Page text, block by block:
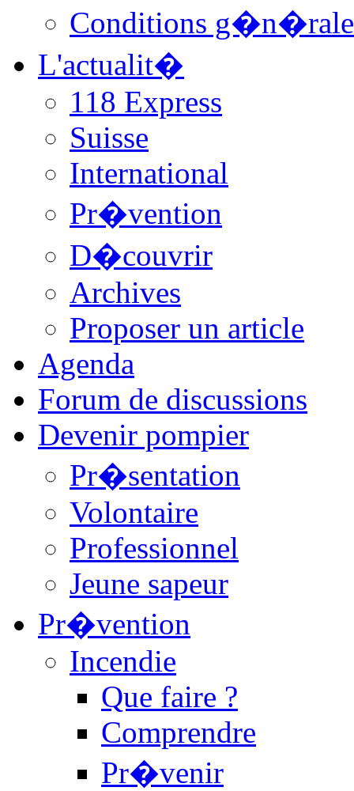
Conditions
L'actualit�
118 Express
Suisse
International
Pr�vention
D�couvrir
Archives
Proposer un article
Agenda
Forum de discussions
Devenir pompier
Pr�sentation
Volontaire
Professionnel
Jeune sapeur
Pr�vention
Incendie
Que faire ?
Comprendre
Pr�venir